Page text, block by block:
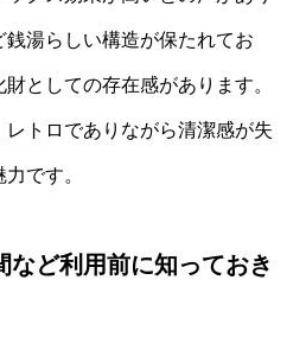
銭湯らしい構造が保たれてお
としての存在感があります。
トロでありながら清潔感が失
です。
など利用前に知っておき